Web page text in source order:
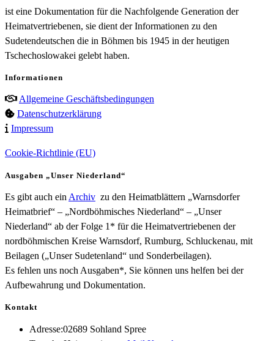
ist eine Dokumentation für die Nachfolgende Generation der
Heimatvertriebenen, sie dient der Informationen zu den
Sudetendeutschen die in Böhmen bis 1945 in der heutigen
Tschechoslowakei gelebt haben.
Informationen
Allgemeine Geschäftsbedingungen
Datenschutzerklärung
Impressum
Cookie-Richtlinie (EU)
Ausgaben „Unser Niederland“
Es gibt auch ein Archiv zu den Heimatblättern „Warnsdorfer
Heimatbrief“ – „Nordböhmisches Niederland“ – „Unser
Niederland“ ab der Folge 1* für die Heimatvertriebenen der
nordböhmischen Kreise Warnsdorf, Rumburg, Schluckenau, mit
Beilagen („Unser Sudetenland“ und Sonderbeilagen).
Es fehlen uns noch Ausgaben*, Sie können uns helfen bei der
Aufbewahrung und Dokumentation.
Kontakt
Adresse:02689 Sohland Spree